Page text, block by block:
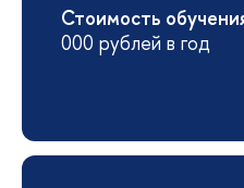
Стоимость
000 рублей в год